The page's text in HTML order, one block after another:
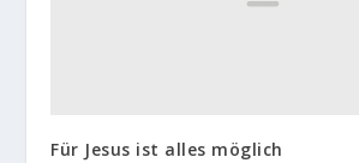
Für Jesus ist alles möglich